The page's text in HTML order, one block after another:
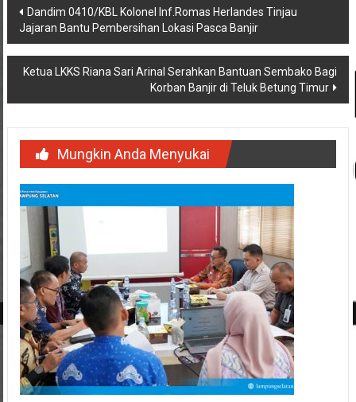
Navigasi
pos
Dandim 0410/KBL Kolonel Inf.Romas Herlandes Tinjau
Jajaran Bantu Pembersihan Lokasi Pasca Banjir
Ketua LKKS Riana Sari Arinal Serahkan Bantuan Sembako Bagi
Korban Banjir di Teluk Betung Timur
Mungkin Anda Menyukai